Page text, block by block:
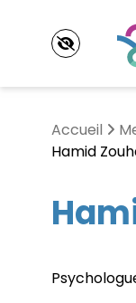
LPPC
Laboratoire
L’étude
Accueil
Hamid